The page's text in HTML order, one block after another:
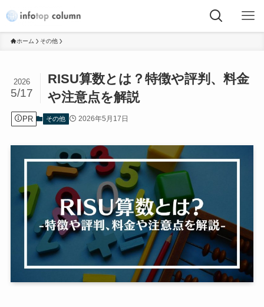
ホーム その他
RISU算数とは？特徴や評判、料金
や注意点を解説
2026
5/17
PR その他 2026年5月17日